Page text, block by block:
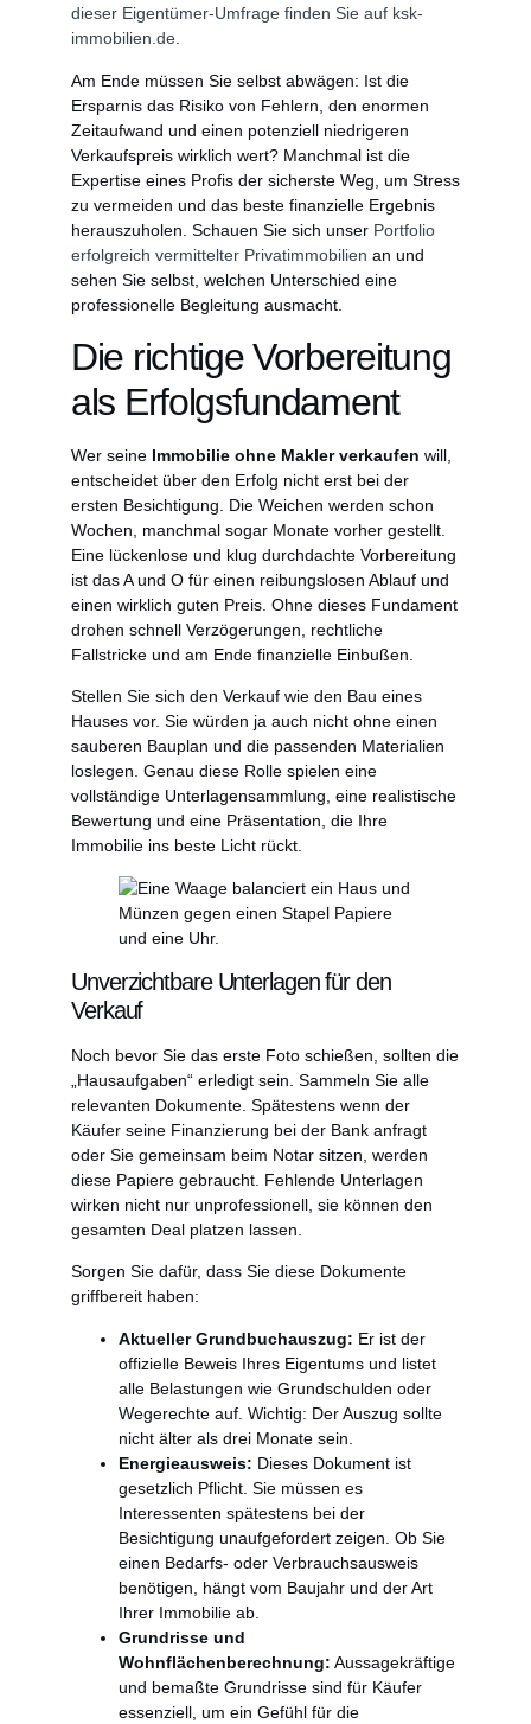
dieser Eigentümer-Umfrage finden Sie auf ksk-
immobilien.de
Am Ende müssen Sie selbst abwägen: Ist die
Ersparnis das Risiko von Fehlern, den enormen
Zeitaufwand und einen potenziell niedrigeren
Verkaufspreis wirklich wert? Manchmal ist die
Expertise eines Profis der sicherste Weg, um Stress
zu vermeiden und das beste finanzielle Ergebnis
herauszuholen. Schauen Sie sich unser Portfolio
erfolgreich vermittelter Privatimmobilien an und
sehen Sie selbst, welchen Unterschied eine
professionelle Begleitung ausmacht.
Die richtige Vorbereitung
als Erfolgsfundament
Wer seine Immobilie ohne Makler verkaufen will,
entscheidet über den Erfolg nicht erst bei der
ersten Besichtigung. Die Weichen werden schon
Wochen, manchmal sogar Monate vorher gestellt.
Eine lückenlose und klug durchdachte Vorbereitung
ist das A und O für einen reibungslosen Ablauf und
einen wirklich guten Preis. Ohne dieses Fundament
drohen schnell Verzögerungen, rechtliche
Fallstricke und am Ende finanzielle Einbußen.
Stellen Sie sich den Verkauf wie den Bau eines
Hauses vor. Sie würden ja auch nicht ohne einen
sauberen Bauplan und die passenden Materialien
loslegen. Genau diese Rolle spielen eine
vollständige Unterlagensammlung, eine realistische
Bewertung und eine Präsentation, die Ihre
Immobilie ins beste Licht rückt.
Unverzichtbare Unterlagen für den
Verkauf
Noch bevor Sie das erste Foto schießen, sollten die
„Hausaufgaben“ erledigt sein. Sammeln Sie alle
relevanten Dokumente. Spätestens wenn der
Käufer seine Finanzierung bei der Bank anfragt
oder Sie gemeinsam beim Notar sitzen, werden
diese Papiere gebraucht. Fehlende Unterlagen
wirken nicht nur unprofessionell, sie können den
gesamten Deal platzen lassen.
Sorgen Sie dafür, dass Sie diese Dokumente
griffbereit haben:
Aktueller Grundbuchauszug: Er ist der
offizielle Beweis Ihres Eigentums und listet
alle Belastungen wie Grundschulden oder
Wegerechte auf. Wichtig: Der Auszug sollte
nicht älter als drei Monate sein.
Energieausweis: Dieses Dokument ist
gesetzlich Pflicht. Sie müssen es
Interessenten spätestens bei der
Besichtigung unaufgefordert zeigen. Ob Sie
einen Bedarfs- oder Verbrauchsausweis
benötigen, hängt vom Baujahr und der Art
Ihrer Immobilie ab.
Grundrisse und
Wohnflächenberechnung: Aussagekräftige
und bemaßte Grundrisse sind für Käufer
essenziell, um ein Gefühl für die